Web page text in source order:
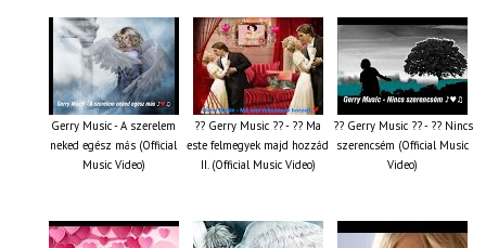
Gerry Music - A szerelem
neked egész más (Official
Music Video)
?? Gerry Music ?? - ?? Ma
este felmegyek majd hozzád
II. (Official Music Video)
?? Gerry Music ?? - ?? Nincs
szerencsém (Official Music
Video)